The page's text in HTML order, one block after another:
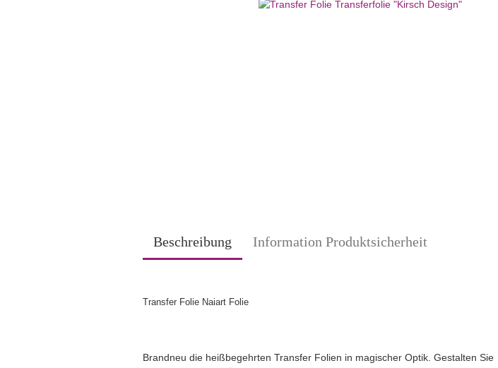
Beschreibung Information Produktsicherheit
Transfer Folie Naiart Folie
Brandneu die heißbegehrten Transfer Folien in magischer Optik. Gestalten Sie